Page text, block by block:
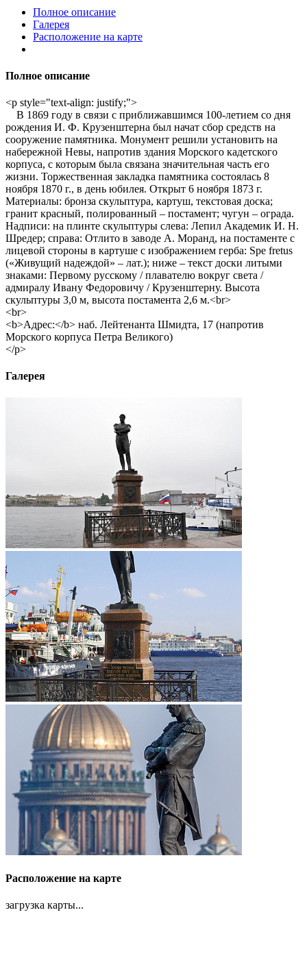
Полное описание
Галерея
Расположение на карте
Полное описание
<p style="text-align: justify;">
В 1869 году в связи с приближавшимся 100-летием со дня
рождения И. Ф. Крузенштерна был начат сбор средств на
сооружение памятника. Монумент решили установить на
набережной Невы, напротив здания Морского кадетского
корпуса, с которым была связана значительная часть его
жизни. Торжественная закладка памятника состоялась 8
ноября 1870 г., в день юбилея. Открыт 6 ноября 1873 г.
Материалы: бронза скульптура, картуш, текстовая доска;
гранит красный, полированный – постамент; чугун – ограда.
Надписи: на плинте скульптуры слева: Лепил Академик И. Н.
Шредер; справа: Отлито в заводе А. Моранд, на постаменте с
лицевой стороны в картуше с изображением герба: Spe fretus
(«Живущий надеждой» – лат.); ниже – текст доски литыми
знаками: Первому русскому / плавателю вокруг света /
адмиралу Ивану Федоровичу / Крузенштерну. Высота
скульптуры 3,0 м, высота постамента 2,6 м.<br>
<br>
<b>Адрес:</b> наб. Лейтенанта Шмидта, 17 (напротив
Морского корпуса Петра Великого)
</p>
Галерея
Расположение на карте
загрузка карты...